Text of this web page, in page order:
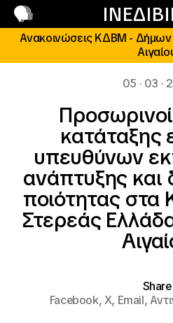
Ανακοινώσεις ΚΔΒΜ - Δήμων
05 · 03 ·
κατάταξης
υπευθύνων
ανάπτυξης και
ποιότητας
Στερεάς
Share
Facebook,X, Email,